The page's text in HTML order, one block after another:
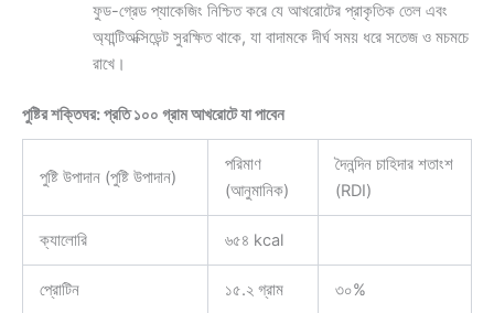
ফুড-গ্রেড প্যাকেজিং নিশ্চিত করে যে আখরোটের প্রাকৃতিক তেল এবং
অ্যান্টিঅক্সিডেন্ট সুরক্ষিত থাকে, যা বাদামকে দীর্ঘ সময় ধরে সতেজ ও মচমচে
রাখে।
পুষ্টির শক্তিঘর: প্রতি ১০০ গ্রাম আখরোটে যা পাবেন
পুষ্টি উপাদান (পুষ্টি উপাদান)
পরিমাণ
(আনুমানিক)
দৈনন্দিন চাহিদার শতাংশ
(RDI)
ক্যালোরি ৬৫৪ kcal
প্রোটিন ১৫.২ গ্রাম ৩০%